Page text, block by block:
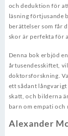
och deduktion för
läsning förtjusande
berättelser som får
skor är perfekta för
Denna bok erbjöd
årtusendesskiftet,
doktorsforskning.
ett sådant
skatt, och bilderna
barn om empati och
Alexander